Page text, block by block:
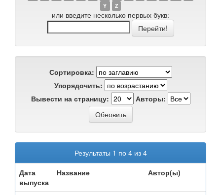
Y
Z
или введите несколько первых букв:
Сортировка:
Упорядочить:
Вывести на страницу:
Авторы:
Результаты 1 по 4 из 4
Дата
выпуска
Название Автор(ы)